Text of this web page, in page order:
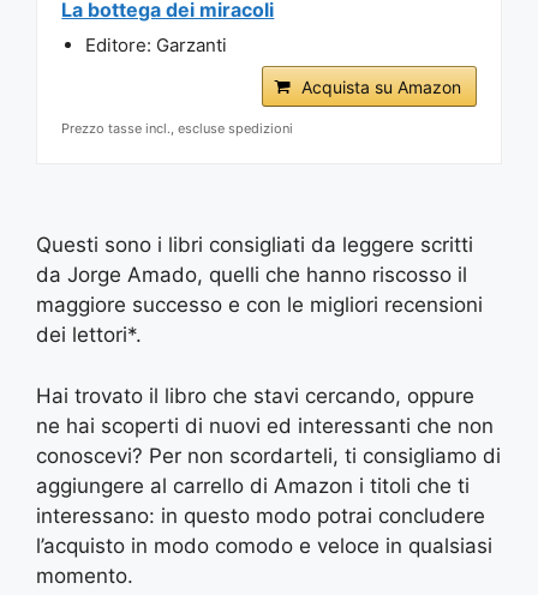
La bottega dei miracoli
Editore: Garzanti
Acquista su Amazon
Prezzo tasse incl., escluse spedizioni
Questi sono i libri consigliati da leggere scritti
da Jorge Amado, quelli che hanno riscosso il
maggiore successo e con le migliori recensioni
dei lettori*.
Hai trovato il libro che stavi cercando, oppure
ne hai scoperti di nuovi ed interessanti che non
conoscevi? Per non scordarteli, ti consigliamo di
aggiungere al carrello di Amazon i titoli che ti
interessano: in questo modo potrai concludere
l’acquisto in modo comodo e veloce in qualsiasi
momento.